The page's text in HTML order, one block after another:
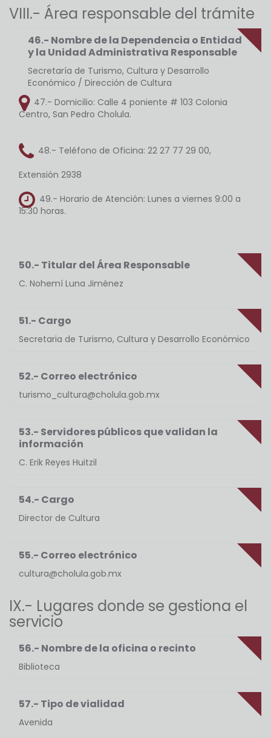
VIII.- Área responsable del trámite
46.- Nombre de la Dependencia o Entidad
y la Unidad Administrativa Responsable
Secretaría de Turismo, Cultura y Desarrollo
Económico / Dirección de Cultura
47.- Domicilio: Calle 4 poniente # 103 Colonia
Centro, San Pedro Cholula.
48.- Teléfono de Oficina: 22 27 77 29 00,
Extensión 2938
49.- Horario de Atención: Lunes a viernes 9:00 a
15:30 horas.
50.- Titular del Área Responsable
C. Nohemí Luna Jiménez
51.- Cargo
Secretaria de Turismo, Cultura y Desarrollo Económico
52.- Correo electrónico
turismo_cultura@cholula.gob.mx
53.- Servidores públicos que validan la
información
C. Erik Reyes Huitzil
54.- Cargo
Director de Cultura
55.- Correo electrónico
cultura@cholula.gob.mx
IX.- Lugares donde se gestiona el
servicio
56.- Nombre de la oficina o recinto
Biblioteca
57.- Tipo de vialidad
Avenida